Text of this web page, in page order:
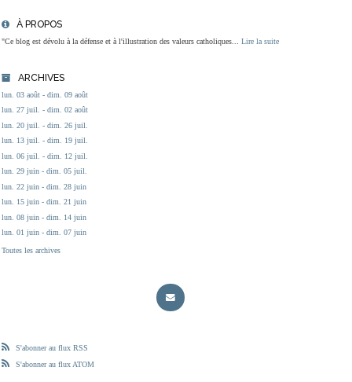
À PROPOS
"Ce blog est dévolu à la défense et à l'illustration des valeurs catholiques... Lire la suite
ARCHIVES
lun. 03 août - dim. 09 août
lun. 27 juil. - dim. 02 août
lun. 20 juil. - dim. 26 juil.
lun. 13 juil. - dim. 19 juil.
lun. 06 juil. - dim. 12 juil.
lun. 29 juin - dim. 05 juil.
lun. 22 juin - dim. 28 juin
lun. 15 juin - dim. 21 juin
lun. 08 juin - dim. 14 juin
lun. 01 juin - dim. 07 juin
Toutes les archives
S'abonner au flux RSS
S'abonner au flux ATOM